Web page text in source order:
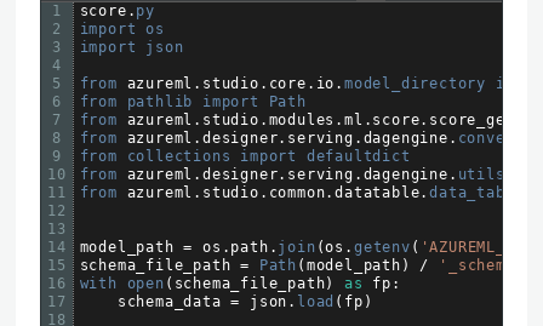
1
2
3
4
5
6
7
8
9
10
11
12
13
14
15
16
17
18
score . py
import os
import json
from azureml . studio . core . io .model_directory
from
pathlib import Path
from azureml . studio . modules .ml . score.
from azureml .designer. serving . dagengine .
from
collections import defaultdict
from azureml .designer. serving . dagengine . utils
from azureml . studio . common.datatable.data_table
model_path = os . path . join (os . getenv (
schema_file_path = Path ( model_path ) /
with open ( schema_file_path) as fp :
schema_data
= json . load ( fp )